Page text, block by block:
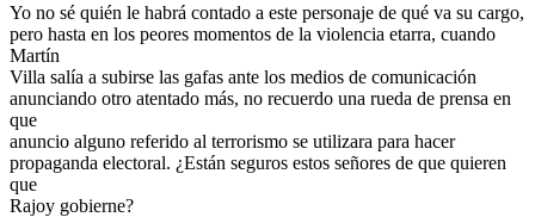
Yo no sé quién le habrá contado a este personaje de qué va su cargo,
pero hasta en los peores momentos de la violencia etarra, cuando
Martín
Villa salía a subirse las gafas ante los medios de comunicación
anunciando otro atentado más, no recuerdo una rueda de prensa en
que
anuncio alguno referido al terrorismo se utilizara para hacer
propaganda electoral. ¿Están seguros estos señores de que quieren
que
Rajoy gobierne?